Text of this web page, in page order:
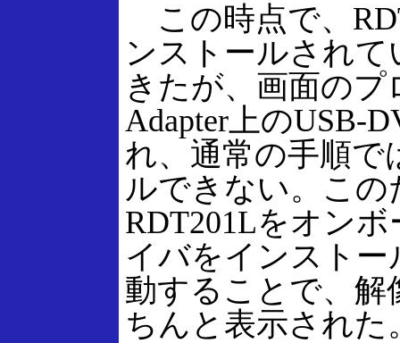
この時点で、
ンストールされ
きたが、画面のプ
Adapter上のUSB-
れ、通常の手順で
ルできない。こ
RDT201Lをオン
イバをインスト
動することで、解
ちんと表示された